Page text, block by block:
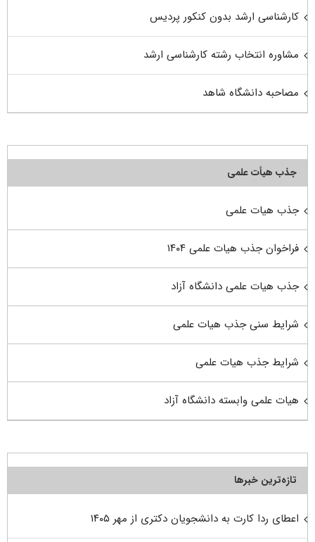
کارشناسی ارشد بدون کنکور پردیس
مشاوره انتخاب رشته کارشناسی ارشد
مصاحبه دانشگاه شاهد
جذب هیأت علمی
جذب هیات علمی
فراخوان جذب هیات علمی ۱۴۰۴
جذب هیات علمی دانشگاه آزاد
شرایط سنی جذب هیات علمی
شرایط جذب هیات علمی
هیات علمی وابسته دانشگاه آزاد
تازه‌ترین خبرها
اعطای ردا کارت به دانشجویان دکتری از مهر ۱۴۰۵